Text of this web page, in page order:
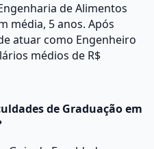
de Alimentos
média, 5 anos. Após
atuar como Engenheiro
médios de R$
de Graduação em